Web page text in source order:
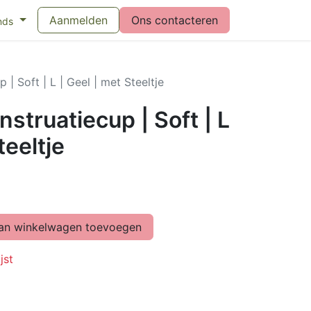
maandverband Vragen over menstruatiecups
Aanmelden Ons contacteren
| Soft | L | Geel | met Steeltje
| Soft | L
winkelwagen toevoegen